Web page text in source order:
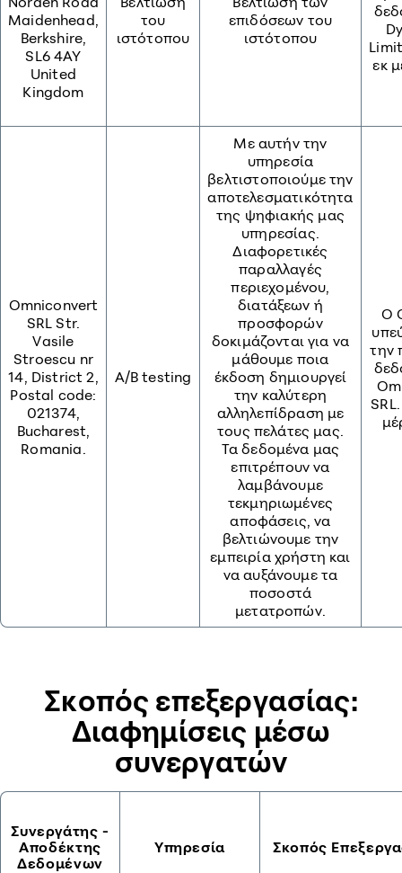
Maidenhead,
Berkshire,
SL6 4AY
United
Kingdom
του
ιστότοπου
επιδόσεων του
ιστότοπου
εκ
Omniconvert
SRL Str.
Vasile
Stroescu nr
14, District 2,
Postal code:
021374,
Bucharest,
Romania.
A/B testing
Με αυτήν την
υπηρεσία
βελτιστοποιούμε την
αποτελεσματικότητα
της ψηφιακής μας
υπηρεσίας.
Διαφορετικές
παραλλαγές
περιεχομένου,
διατάξεων ή
προσφορών
δοκιμάζονται για να
μάθουμε ποια
έκδοση δημιουργεί
την καλύτερη
αλληλεπίδραση με
τους πελάτες μας.
Τα δεδομένα μας
επιτρέπουν να
λαμβάνουμε
τεκμηριωμένες
αποφάσεις, να
βελτιώνουμε την
εμπειρία χρήστη και
να αυξάνουμε τα
ποσοστά
μετατροπών.
O
την
Σκοπός επεξεργασίας:
Διαφημίσεις μέσω
συνεργατών
Συνεργάτης -
Αποδέκτης
Δεδομένων
Υπηρεσία Σκοπός